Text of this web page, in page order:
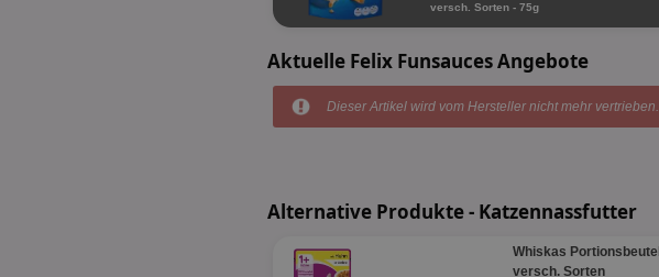
versch. Sorten - 75g
Aktuelle Felix Funsauces Angebote
Dieser Artikel wird vom Hersteller nicht mehr vertrieben.
Alternative Produkte - Katzennassfutter
Whiskas Portionsbeutel
versch. Sorten